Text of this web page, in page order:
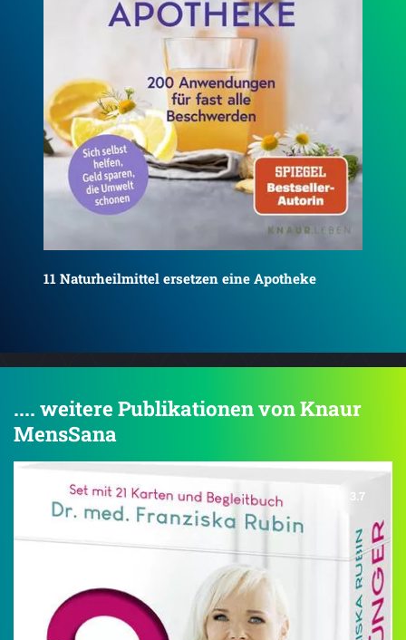
3 Jahre jünger in acht Wochen
.... weitere Publikationen von Knaur
MensSana
3.7